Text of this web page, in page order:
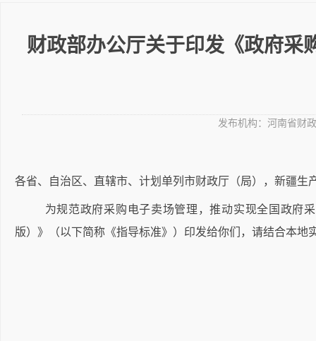
财政部办公厅关于印发《政府采
发布机构： 河南省财
各省、自治区、直辖市、计划单列市财政厅（局），新疆生
为规范政府采购电子卖场管理，推动实现全国政府
版）》（以下简称《指导标准》）印发给你们，请结合本